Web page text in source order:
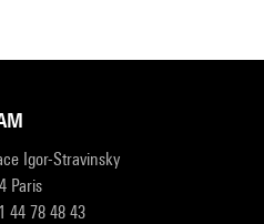
Igor-Stravinsky
Paris
44 78 48 43